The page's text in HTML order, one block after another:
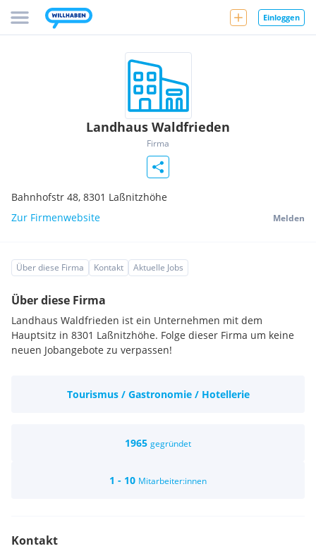
Einloggen
Landhaus Waldfrieden
Firma
Bahnhofstr 48, 8301 Laßnitzhöhe
Zur Firmenwebsite
Melden
Über diese Firma Kontakt Aktuelle Jobs
Über diese Firma
Landhaus Waldfrieden ist ein Unternehmen mit dem
Hauptsitz in 8301 Laßnitzhöhe. Folge dieser Firma um keine
neuen Jobangebote zu verpassen!
Tourismus / Gastronomie / Hotellerie
1965 gegründet
1 - 10 Mitarbeiter:innen
Kontakt